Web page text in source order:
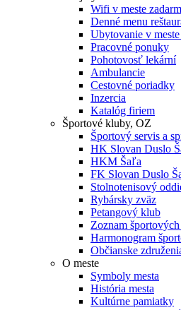
Wifi v meste
Denné menu
Ubytovanie v
Pracovné ponuky
Pohotovosť lekární
Ambulancie
Cestovné poriadky
Inzercia
Katalóg firiem
Športové kluby, OZ
Športový servis a
HK Slovan Duslo
HKM Šaľa
FK Slovan Duslo
Stolnotenisový
Rybársky zväz
Petangový klub
Zoznam
Harmonogram
Občianske
O meste
Symboly mesta
História mesta
Kultúrne pamiatky